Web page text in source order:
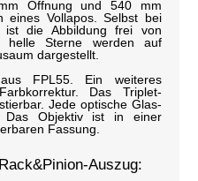
Öffnung und 540 mm
eines Vollapos. Selbst bei
ist die Abbildung frei von
helle Sterne werden auf
dargestellt.
FPL55. Ein weiteres
Das Triplet-
Jede optische Glas-
Das Objektiv ist in einer
Fassung.
Auszug: